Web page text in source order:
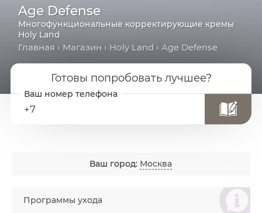
Age Defense
Многофункциональные корректирующие кремы
Holy Land
Главная › Магазин › Holy Land › Age Defense
Готовы попробовать лучшее?
+7
Ваш город: Москва
စ
Программы ухода